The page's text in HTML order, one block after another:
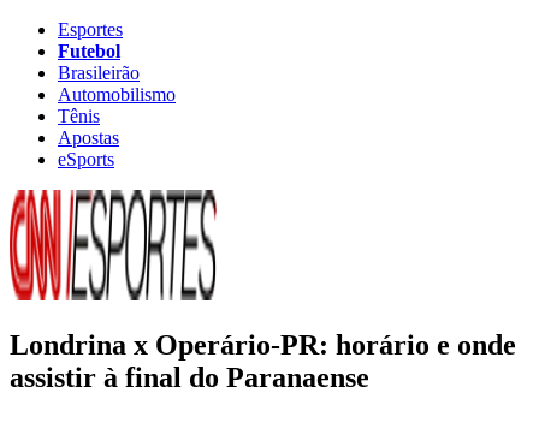
Esportes
Futebol
Brasileirão
Automobilismo
Tênis
Apostas
eSports
Londrina x Operário-PR: horário e onde
assistir à final do Paranaense